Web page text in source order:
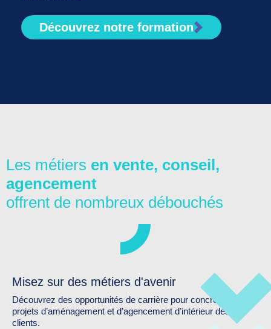
Découvrez notre formation
Les métiers en vente, conseil,
agencement
offrent de nombreux débouchés
Misez sur des métiers d'avenir
Découvrez des opportunités de carrière pour concrétiser les
projets d’aménagement et d’agencement d’intérieur des
clients.